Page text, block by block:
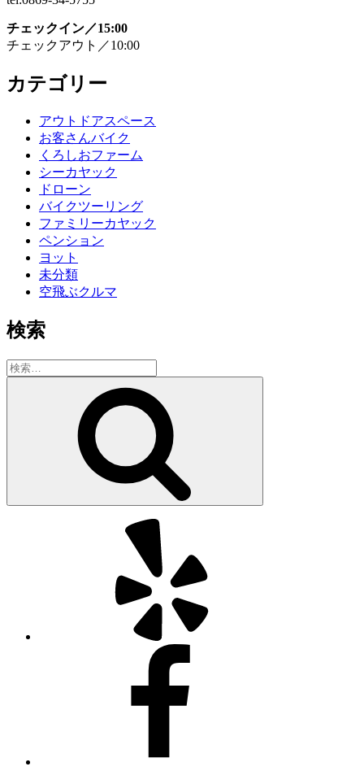
チェックイン／15:00
チェックアウト／10:00
カテゴリー
アウトドアスペース
お客さんバイク
くろしおファーム
シーカヤック
ドローン
バイクツーリング
ファミリーカヤック
ペンション
ヨット
未分類
空飛ぶクルマ
検索
検
索: